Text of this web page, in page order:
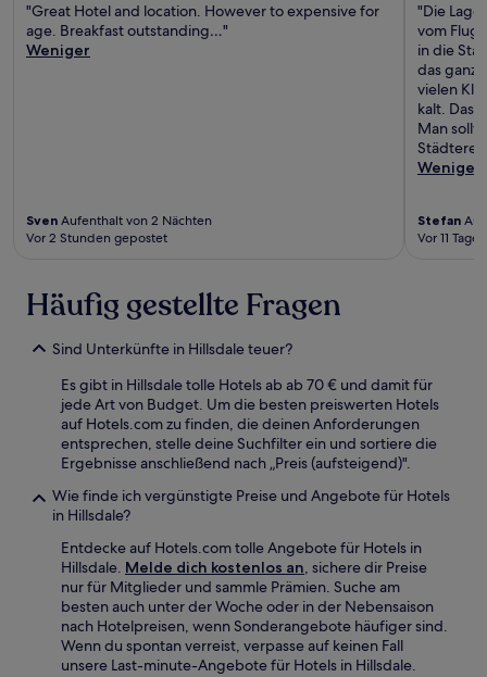
"Great Hotel and location. However to expensive for
age. Breakfast outstanding…"
Weniger
Sven Aufenthalt von 2 Nächten
Vor 2 Stunden gepostet
"Die
vom
in die
das
vielen
kalt. Das
Man
Weniger
Stefan
Vor 11
Häufig gestellte Fragen
Sind Unterkünfte in Hillsdale teuer?
Es gibt in Hillsdale tolle Hotels ab ab 70 € und damit für
jede Art von Budget. Um die besten preiswerten Hotels
auf Hotels.com zu finden, die deinen Anforderungen
entsprechen, stelle deine Suchfilter ein und sortiere die
Ergebnisse anschließend nach „Preis (aufsteigend)".
Wie finde ich vergünstigte Preise und Angebote für Hotels
in Hillsdale?
Entdecke auf Hotels.com tolle Angebote für Hotels in
Hillsdale. Melde dich kostenlos an, sichere dir Preise
nur für Mitglieder und sammle Prämien. Suche am
besten auch unter der Woche oder in der Nebensaison
nach Hotelpreisen, wenn Sonderangebote häufiger sind.
Wenn du spontan verreist, verpasse auf keinen Fall
unsere Last-minute-Angebote für Hotels in Hillsdale.